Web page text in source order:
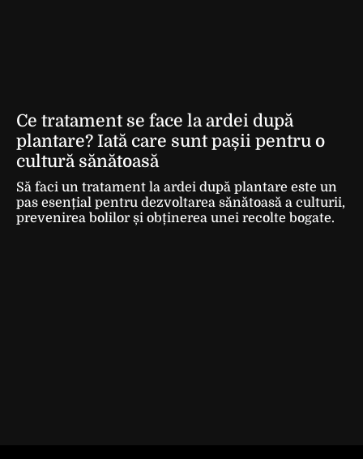
Ce tratament se face la ardei după
plantare? Iată care sunt pașii pentru o
cultură sănătoasă
Să faci un tratament la ardei după plantare este un
pas esențial pentru dezvoltarea sănătoasă a culturii,
prevenirea bolilor și obținerea unei recolte bogate.